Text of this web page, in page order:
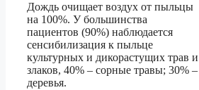
Дождь очищает воздух от пыльцы
на 100%. У большинства
пациентов (90%) наблюдается
сенсибилизация к пыльце
культурных и дикорастущих трав и
злаков, 40% – сорные травы; 30% –
деревья.